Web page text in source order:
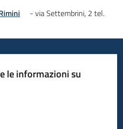
- via Settembrini, 2 tel.
le informazioni su